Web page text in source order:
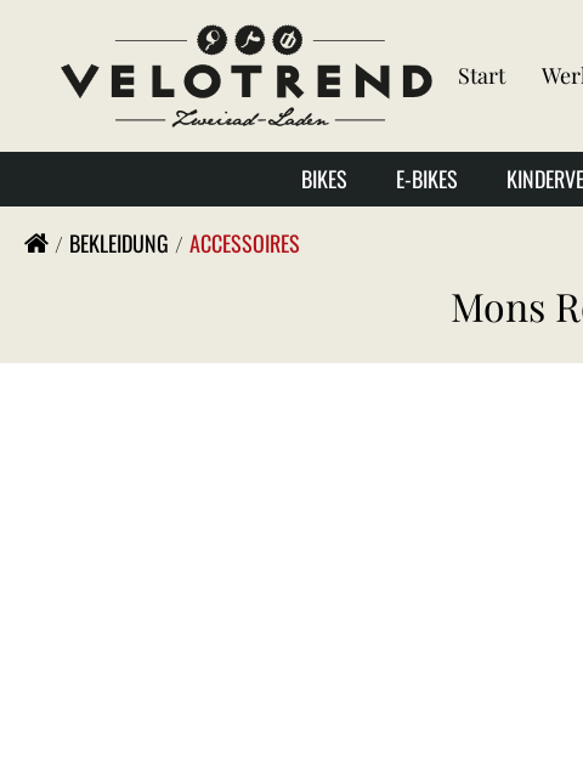
Start
BIKES E-BIKES
BEKLEIDUNG ACCESSOIRES
Mons